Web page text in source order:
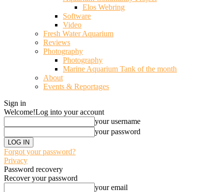
Elos Webring
Software
Video
Fresh Water Aquarium
Reviews
Photography
Photography
Marine Aquarium Tank of the month
About
Events & Reportages
Sign in
Welcome!Log into your account
your username
your password
Forgot your password?
Privacy
Password recovery
Recover your password
your email